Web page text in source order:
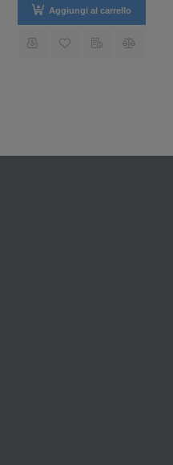
il reso
Aggiungi al carrello